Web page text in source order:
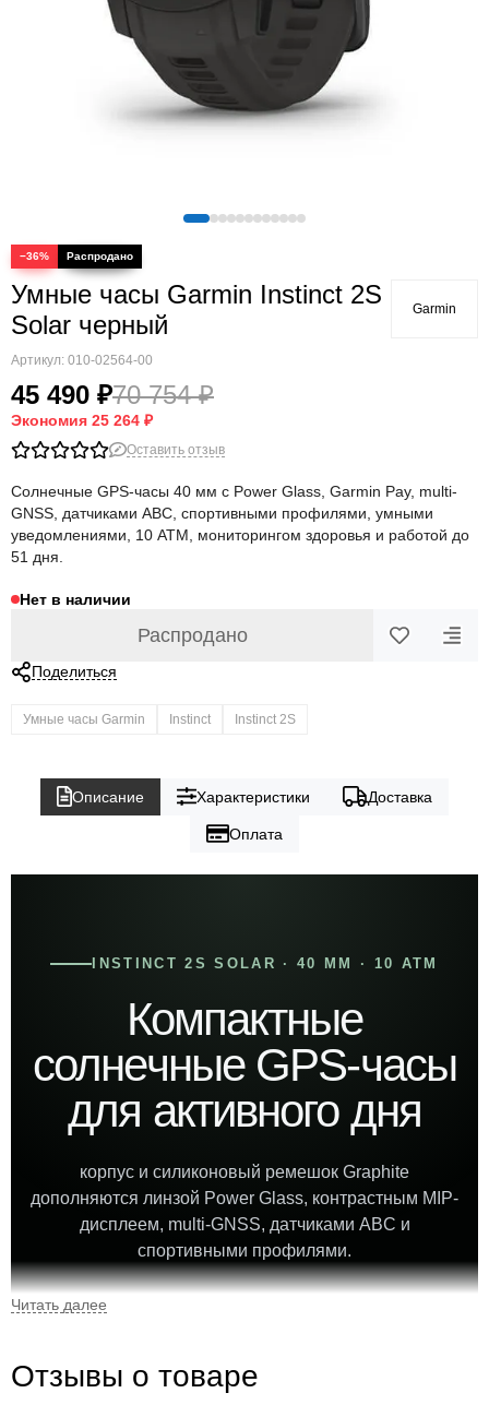
−36%
Умные часы Garmin Instinct 2S
Solar черный
Артикул: 010-02564-00
45 490 ₽70 754 ₽
Экономия 25 264 ₽
Garmin
Оставить отзыв
Солнечные GPS-часы 40 мм с Power Glass, Garmin Pay, multi-
GNSS, датчиками ABC, спортивными профилями, умными
уведомлениями, 10 ATM, мониторингом здоровья и работой до
51 дня.
Нет в наличии
Распродано
Поделиться
Умные часы Garmin Instinct Instinct 2S
Описание Характеристики Доставка
Оплата
INSTINCT 2S SOLAR · 40 ММ · 10 ATM
Компактные
солнечные GPS-часы
для активного дня
корпус и силиконовый ремешок Graphite
дополняются линзой Power Glass, контрастным MIP-
дисплеем, multi-GNSS, датчиками ABC и
спортивными профилями.
MIP-дисплей
Отзывы о товаре